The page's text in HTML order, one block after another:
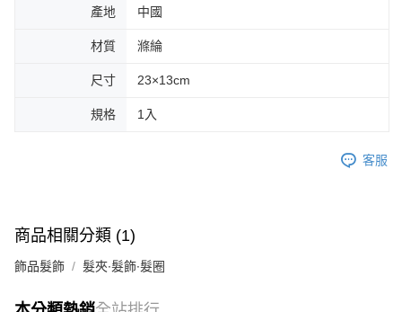
產地 中國
材質 滌綸
尺寸 23×13cm
規格 1入
客服
商品相關分類 (1)
飾品髮飾 髮夾∙髮飾∙髮圈